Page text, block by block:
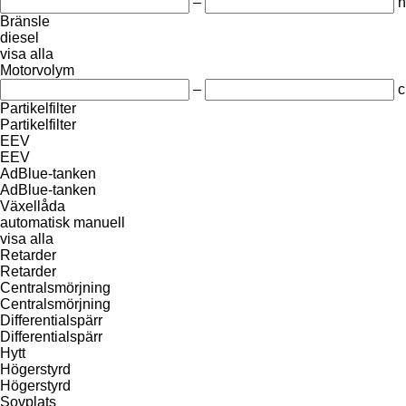
Bränsle
diesel
visa alla
Motorvolym
–
Partikelfilter
Partikelfilter
EEV
EEV
AdBlue-tanken
AdBlue-tanken
Växellåda
automatisk manuell
visa alla
Retarder
Retarder
Centralsmörjning
Centralsmörjning
Differentialspärr
Differentialspärr
Hytt
Högerstyrd
Högerstyrd
Sovplats